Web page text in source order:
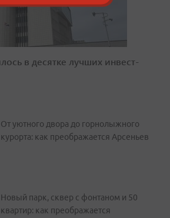
в десятке лучших инвест-
От уютного двора до горнолыжного
курорта: как преображается Арсеньев
Новый парк, сквер с фонтаном и 50
квартир: как преображается